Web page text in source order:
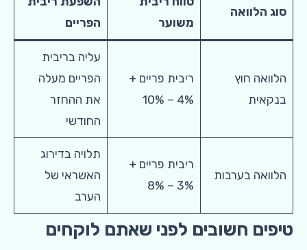
סוג הלוואה
משוער
הפריים
הלוואה חוץ
בנקאית
ריבית פריים +
4% – 10%
עליה בריבית
הפריים מעלה
את ההחזר
החודשי
הלוואה בערבות
ריבית פריים +
3% – 8%
תלויה בדירוג
האשראי של
הערב
טיפים חשובים לפני שאתם לוקחים